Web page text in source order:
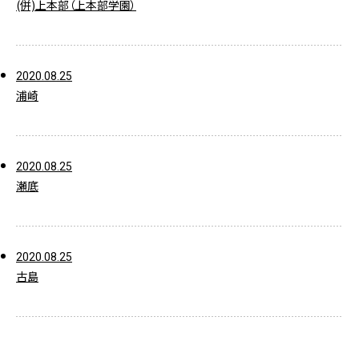
(併)上本部（上本部学園）
2020.08.25
浦崎
2020.08.25
瀬底
2020.08.25
古島